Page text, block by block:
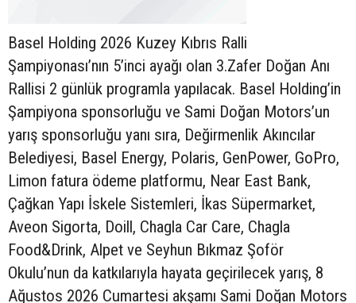
Basel Holding 2026 Kuzey Kıbrıs Ralli
Şampiyonası’nın 5’inci ayağı olan 3.Zafer Doğan Anı
Rallisi 2 günlük programla yapılacak. Basel Holding’in
Şampiyona sponsorluğu ve Sami Doğan Motors’un
yarış sponsorluğu yanı sıra, Değirmenlik Akıncılar
Belediyesi, Basel Energy, Polaris, GenPower, GoPro,
Limon fatura ödeme platformu, Near East Bank,
Çağkan Yapı İskele Sistemleri, İkas Süpermarket,
Aveon Sigorta, Doill, Chagla Car Care, Chagla
Food&Drink, Alpet ve Seyhun Bıkmaz Şoför
Okulu’nun da katkılarıyla hayata geçirilecek yarış, 8
Ağustos 2026 Cumartesi akşamı Sami Doğan Motors